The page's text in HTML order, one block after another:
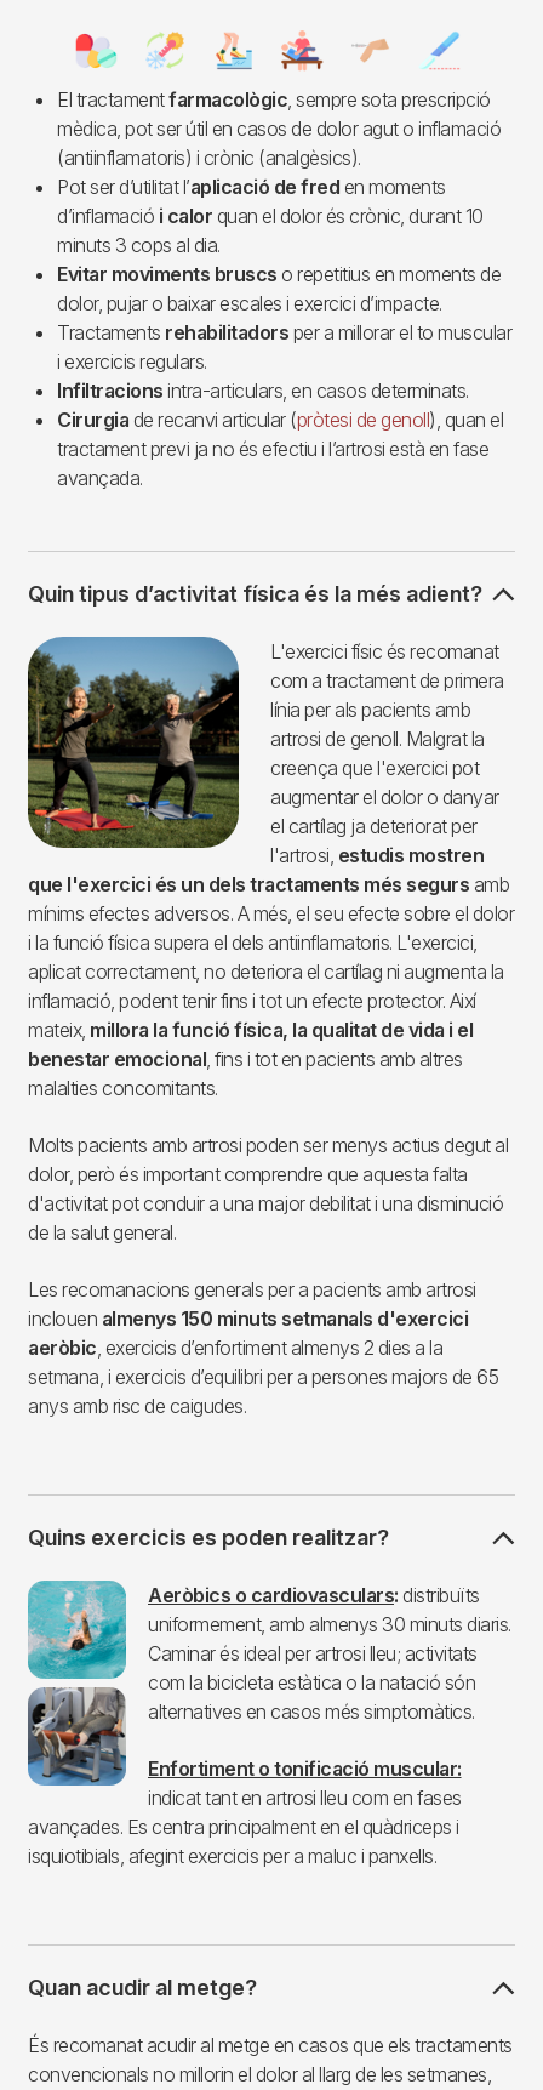
Imagen
El tractamentfarmacològic, sempre sota prescripció
mèdica, pot ser útil en casos de dolor agut o inflamació
(antiinflamatoris) i crònic (analgèsics).
Pot ser d’utilitat l’aplicació de fred en moments
d’inflamació i calor quan el dolor és crònic, durant 10
minuts 3 cops al dia.
Evitar moviments bruscs o repetitius en moments de
dolor, pujar o baixar escales i exercici d’impacte.
Tractaments rehabilitadors per a millorar el to muscular
i exercicis regulars.
Infiltracions intra-articulars, en casos determinats.
Cirurgia de recanvi articular (pròtesi de genoll), quan el
tractament previ ja no és efectiu i l’artrosi està en fase
avançada.
Quin tipus d’activitat física és la més adient?
Imagen
L'exercici físic és recomanat
com a tractament de primera
línia per als pacients amb
artrosi de genoll. Malgrat la
creença que l'exercici pot
augmentar el dolor o danyar
el cartílag ja deteriorat per
l'artrosi, estudis mostren
que l'exercici és un dels tractaments més segurs amb
mínims efectes adversos. A més, el seu efecte sobre el dolor
i la funció física supera el dels antiinflamatoris. L'exercici,
aplicat correctament, no deteriora el cartílag ni augmenta la
inflamació, podent tenir fins i tot un efecte protector. Així
mateix, millora la funció física, la qualitat de vida i el
benestar emocional, fins i tot en pacients amb altres
malalties concomitants.
Molts pacients amb artrosi poden ser menys actius degut al
dolor, però és important comprendre que aquesta falta
d'activitat pot conduir a una major debilitat i una disminució
de la salut general.
Les recomanacions generals per a pacients amb artrosi
inclouen almenys 150 minuts setmanals d'exercici
aeròbic, exercicis d’enfortiment almenys 2 dies a la
setmana, i exercicis d’equilibri per a persones majors de 65
anys amb risc de caigudes.
Quins exercicis es poden realitzar?
Imagen Aeròbics o cardiovasculars: distribuïts
uniformement, amb almenys 30 minuts diaris.
Caminar és ideal per artrosi lleu; activitats
com la bicicleta estàtica o la natació són
alternatives en casos més simptomàtics.
Enfortiment o tonificació muscular:
indicat tant en artrosi lleu com en fases
avançades. Es centra principalment en el quàdriceps i
isquiotibials, afegint exercicis per a maluc i panxells.
Quan acudir al metge?
És recomanat acudir al metge en casos que els tractaments
convencionals no millorin el dolor al llarg de les setmanes,